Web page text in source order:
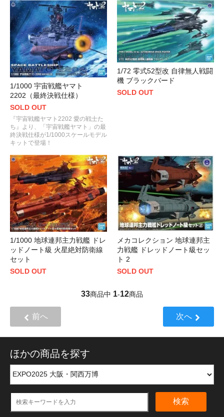
1/1000 宇宙戦艦ヤマト
2202（最終決戦仕様）
SOLD OUT
『宇宙戦艦ヤマト2202 愛の戦士た
ち』より、「宇宙戦艦ヤマト」の最
終決戦仕様が1/1000スケールモデル
キットで登場！
1/72 零式52型改 自律無人戦闘
機 ブラックバード
SOLD OUT
1/1000 地球連邦主力戦艦 ドレ
ッドノート級 火星絶対防衛線
セット
SOLD OUT
メカコレクション 地球連邦主
力戦艦 ドレッドノート級セッ
ト 2
SOLD OUT
33商品中 1-12商品
前へ 次へ
ほかの商品を探す
検索